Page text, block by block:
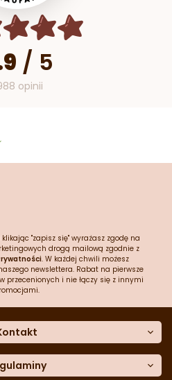
/ 5
opinii
"zapisz się" wyrażasz zgodę na
drogą mailową zgodnie z
. W każdej chwili możesz
newslettera. Rabat na pierwsze
przecenionych i nie łączy się z innymi
kontaktowe